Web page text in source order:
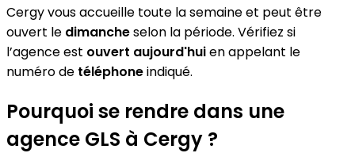
Cergy vous accueille toute la semaine et peut être
ouvert le dimancheselon la période. Vérifiez si
l’agence est ouvert aujourd'huien appelant le
numéro de téléphoneindiqué.
Pourquoi se rendre dans une
agence GLS à Cergy ?